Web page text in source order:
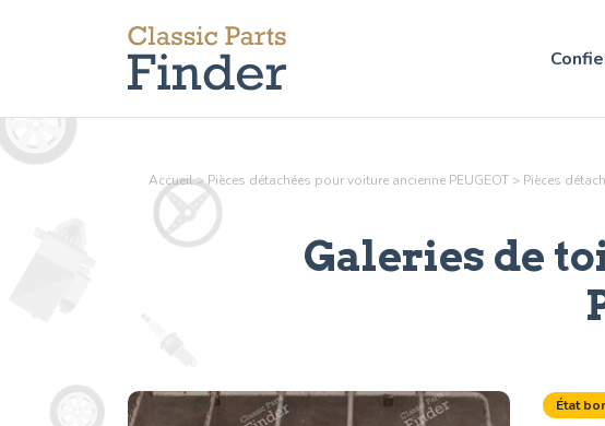
Accueil>Pièces détachées pour voiture ancienne PEUGEOT > Pièces
Galeries de
État